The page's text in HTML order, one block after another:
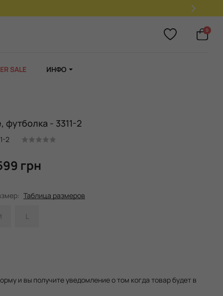
0
SALE ИНФО
футболка - 3311-2
2
грн
Таблица размеров
L
и вы получите уведомление о том когда товар будет в